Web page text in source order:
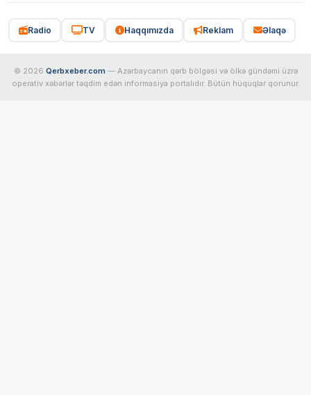
Radio TV Haqqımızda Reklam Əlaqə
© 2026 Qerbxeber.com — Azərbaycanın qərb bölgəsi və ölkə gündəmi üzrə
operativ xəbərlər təqdim edən informasiya portalıdır. Bütün hüquqlar qorunur.